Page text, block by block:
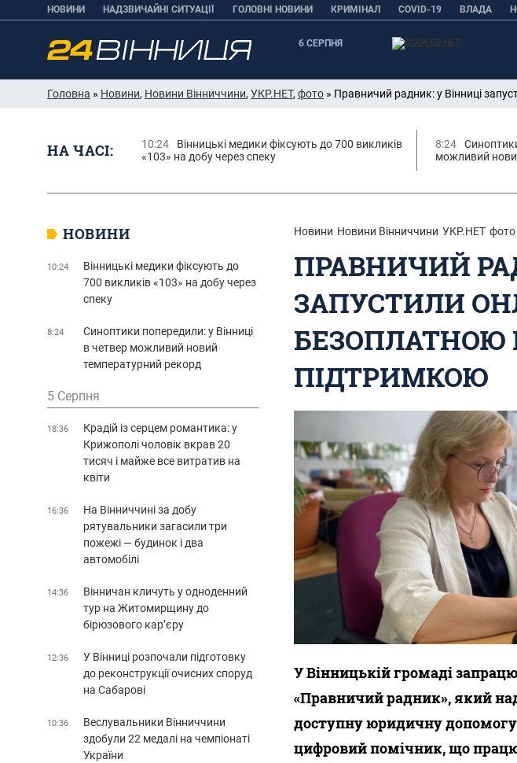
НОВИНИ НАДЗВИЧАЙНІ СИТУАЦІЇ ГОЛОВНІ НОВИНИ КРИМІНАЛ COVID-19 ВЛАДА
6 СЕРПНЯ
Головна » Новини, Новини Вінниччини, УКР.НЕТ, фото » Правничий радник: у Вінниці
НА ЧАСІ: 10:24
Вінницькі медики фіксують до 700 викликів
«103» на добу через спеку
8:24
можливий
Новини Новини Вінниччини УКР.НЕТ фото
ПРАВНИЧИЙ
ЗАПУСТИЛИ
ПІДТРИМКОЮ
У Вінницькій громаді
«Правничий радник», який
доступну юридичну
цифровий помічник, що
НОВИНИ
10:24
Вінницькі медики фіксують до
700 викликів «103» на добу через
спеку
8:24
Синоптики попередили: у Вінниці
в четвер можливий новий
температурний рекорд
5 Серпня
18:36
Крадій із серцем романтика: у
Крижополі чоловік вкрав 20
тисяч і майже все витратив на
квіти
16:36
На Вінниччині за добу
рятувальники загасили три
пожежі — будинок і два
автомобілі
14:36
Вінничан кличуть у одноденний
тур на Житомирщину до
бірюзового кар’єру
12:36
У Вінниці розпочали підготовку
до реконструкції очисних споруд
на Сабарові
10:36
Веслувальники Вінниччини
здобули 22 медалі на чемпіонаті
України